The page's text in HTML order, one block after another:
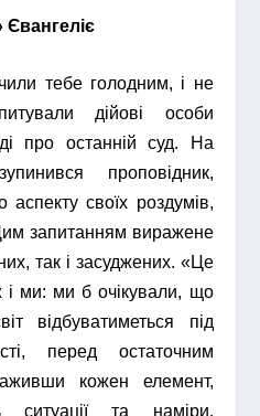
Євангеліє
тебе голодним, і не
дійові особи
про останній суд. На
проповідник,
аспекту своїх роздумів,
запитанням виражене
так і засуджених. «Це
і ми: ми б очікували, що
відбуватиметься під
перед остаточним
кожен елемент,
ситуації та наміри.